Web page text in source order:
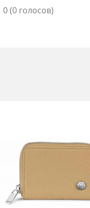
0(0 голосов)